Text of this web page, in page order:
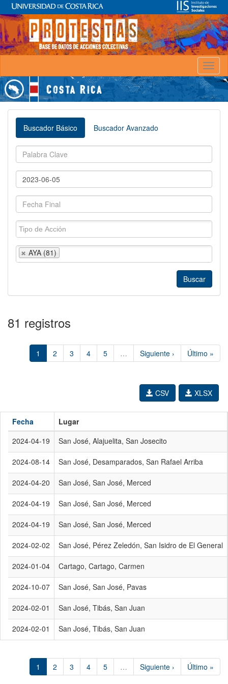
Buscador Básico Buscador Avanzado
AYA (81)
81 registros
1 2 3 4 5 … Siguiente › Último »
XLSX
CSV
Fecha
Lugar
2024-04-19
San José, Alajuelita, San Josecito
2024-08-14 San José, Desamparados, San Rafael Arriba
2024-04-20 San José, San José, Merced
2024-04-19 San José, San José, Merced
2024-04-19 San José, San José, Merced
2024-02-02 San José, Pérez Zeledón, San Isidro de El General
2024-01-04 Cartago, Cartago, Carmen
2024-10-07 San José, San José, Pavas
2024-02-01 San José, Tibás, San Juan
2024-02-01 San José, Tibás, San Juan
1 2 3 4 5 … Siguiente › Último »